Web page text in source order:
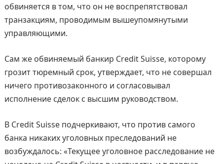
обвиняется в том, что он не воспрепятствовал
транзакциям, проводимым вышеупомянутыми
управляющими.
Сам же обвиняемый банкир Credit Suisse, которому
грозит тюремный срок, утверждает, что не совершал
ничего противозаконного и согласовывал
исполнение сделок с высшим руководством.
В Credit Suisse подчеркивают, что против самого
банка никаких уголовных преследований не
возбуждалось: «Текущее уголовное расследование не